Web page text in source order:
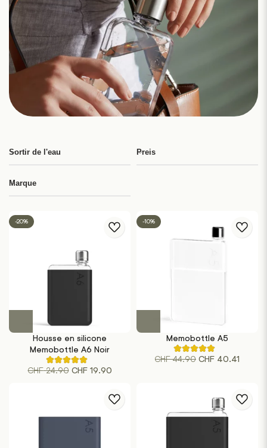
Sortir de l'eau Preis
Marque
-20%
Housse en silicone
Memobottle A6 Noir
Noté
5.00
CHF24.90 Le
CHF 24.90.
CHF19.90Le
actuel
-10%
Memobottle A5
Noté
4.75
de
4
évaluations
CHF44.90 Le
était :
CHF 44.90.
CHF 40.41
est :